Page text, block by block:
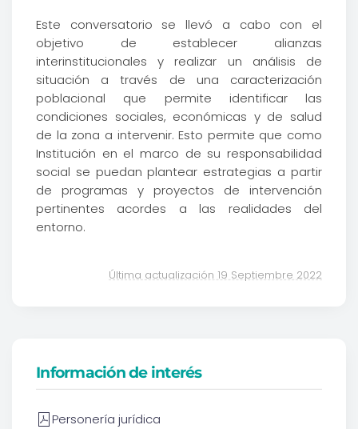
Este conversatorio se llevó a cabo con el
objetivo de establecer alianzas
interinstitucionales y realizar un análisis de
situación a través de una caracterización
poblacional que permite identificar las
condiciones sociales, económicas y de salud
de la zona a intervenir. Esto permite que como
Institución en el marco de su responsabilidad
social se puedan plantear estrategias a partir
de programas y proyectos de intervención
pertinentes acordes a las realidades del
entorno.
Última actualización 19 Septiembre 2022
Información de interés
Personería jurídica